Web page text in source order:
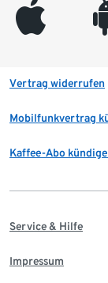
appleinc
Vertrag widerrufen
Mobilfunkvertrag
Kaffee-Abo
Service & Hilfe
Impressum